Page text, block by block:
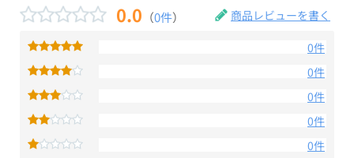
0.0 （0件） 商品レビューを書く
0件
0件
0件
0件
0件